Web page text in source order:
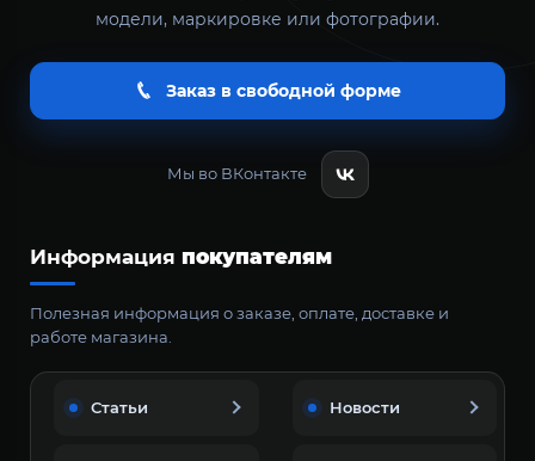
модели, маркировке или фотографии.
Заказ в свободной форме
Мы во ВКонтакте
Информация покупателям
Полезная информация о заказе, оплате, доставке и
работе магазина.
Статьи Новости